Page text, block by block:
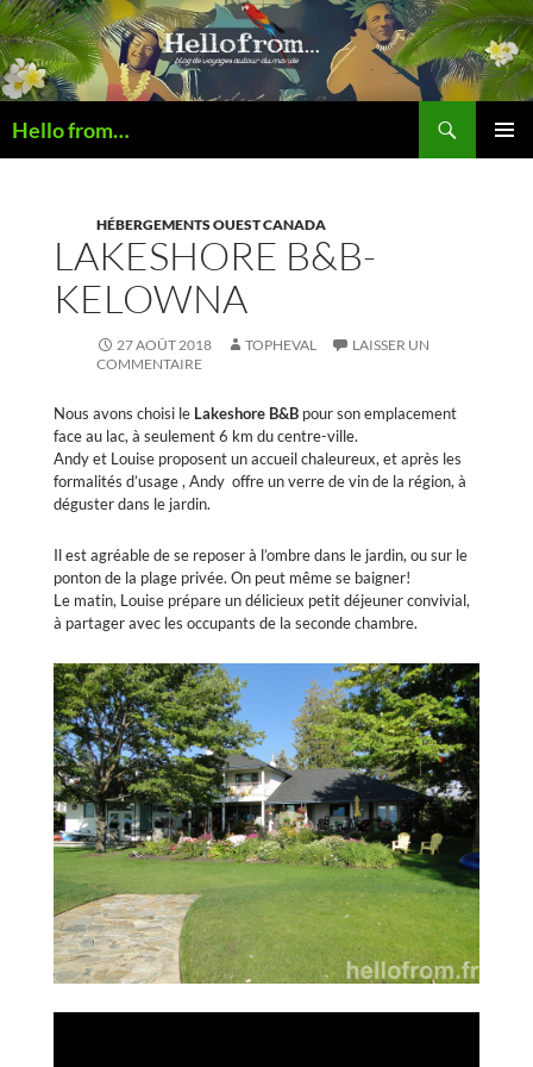
Hello from…
HÉBERGEMENTS OUEST CANADA
LAKESHORE B&B-
KELOWNA
27 AOÛT 2018 TOPHEVAL
LAISSER UN
COMMENTAIRE
Nous avons choisi le Lakeshore B&Bpour son emplacement
face au lac, à seulement 6 km du centre-ville.
Andy et Louise proposent un accueil chaleureux, etaprès les
formalités d’usage , Andy offre un verre de vin de la région, à
déguster dans le jardin.
Il est agréable de se reposer à l’ombre dans le jardin, ou sur le
ponton de la plage privée. On peut même se baigner!
Le matin, Louise prépare un délicieux petit déjeuner convivial,
à partager avec les occupants de la seconde chambre.